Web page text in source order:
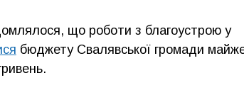
що роботи з благоустрою у
бюджету Свалявської громади